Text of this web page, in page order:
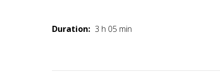
Duration: 3 h 05 min